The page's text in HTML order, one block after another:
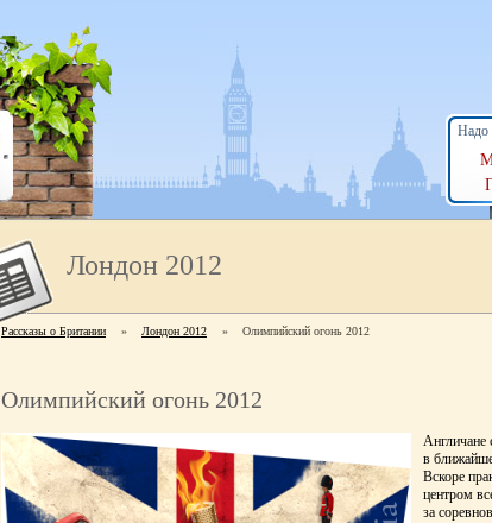
Надо
Лондон 2012
Рассказы о Британии » Лондон 2012 » Олимпийский огонь 2012
Олимпийский огонь 2012
Англичане
в
Вскоре
центром
за